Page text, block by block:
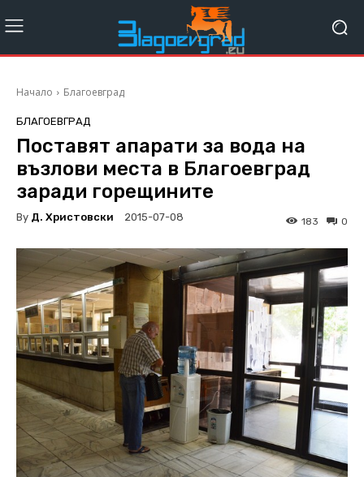
Начало Благоевград
БЛАГОЕВГРАД
Поставят апарати за вода на
възлови места в Благоевград
заради горещините
By Д. Христовски 2015-07-08 0
183